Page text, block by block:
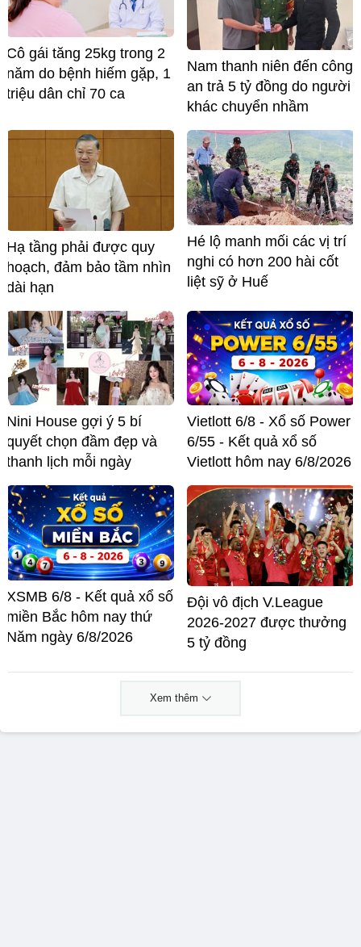
Cô gái tăng 25kg trong 2
năm do bệnh hiếm gặp, 1
triệu dân chỉ 70 ca
Nam thanh niên đến công
an trả 5 tỷ đồng do người
khác chuyển nhầm
Hạ tầng phải được quy
hoạch, đảm bảo tầm nhìn
dài hạn
Hé lộ manh mối các vị trí
nghi có hơn 200 hài cốt
liệt sỹ ở Huế
Nini House gợi ý 5 bí
quyết chọn đầm đẹp và
thanh lịch mỗi ngày
Vietlott 6/8 - Xổ số Power
6/55 - Kết quả xổ số
Vietlott hôm nay 6/8/2026
XSMB 6/8 - Kết quả xổ số
miền Bắc hôm nay thứ
Năm ngày 6/8/2026
Đội vô địch V.League
2026-2027 được thưởng
5 tỷ đồng
Xem thêm